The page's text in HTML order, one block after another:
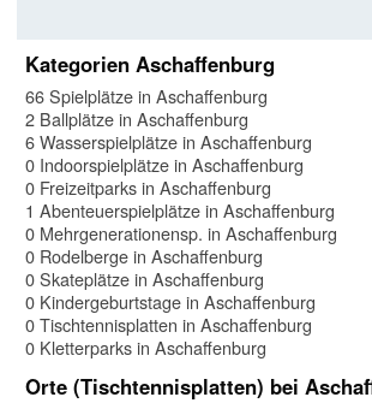
Kategorien Aschaffenburg
66 Spielplätze in Aschaffenburg
2 Ballplätze in Aschaffenburg
6 Wasserspielplätze in Aschaffenburg
0 Indoorspielplätze in Aschaffenburg
0 Freizeitparks in Aschaffenburg
1 Abenteuerspielplätze in Aschaffenburg
0 Mehrgenerationensp. in Aschaffenburg
0 Rodelberge in Aschaffenburg
0 Skateplätze in Aschaffenburg
0 Kindergeburtstage in Aschaffenburg
0 Tischtennisplatten in Aschaffenburg
0 Kletterparks in Aschaffenburg
Orte (Tischtennisplatten) bei